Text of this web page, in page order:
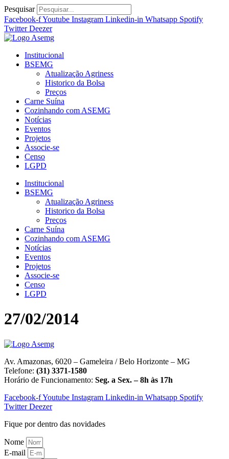
Ir
para
o
conteúdo
Pesquisar
Facebook-fYoutube Instagram Linkedin-in Whatsapp Spotify
Twitter Deezer
Institucional
BSEMG
Atualização Agriness
Historico da Bolsa
Preços
Carne Suína
Cozinhando com ASEMG
Notícias
Eventos
Projetos
Associe-se
Censo
LGPD
Institucional
BSEMG
Atualização Agriness
Historico da Bolsa
Preços
Carne Suína
Cozinhando com ASEMG
Notícias
Eventos
Projetos
Associe-se
Censo
LGPD
27/02/2014
Av. Amazonas, 6020 – Gameleira / Belo Horizonte – MG
Telefone: (31) 3371-1580
Horário de Funcionamento: Seg. a Sex. – 8h às 17h
Facebook-fYoutube Instagram Linkedin-in Whatsapp Spotify
Twitter Deezer
Fique por dentro das novidades
Nome
E-mail